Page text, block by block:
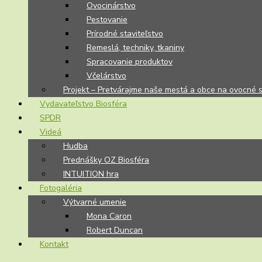
Ovocinárstvo
Pestovanie
Prírodné staviteľstvo
Remeslá, techniky, tkaniny
Spracovanie produktov
Včelárstvo
Projekt – Pretvárajme naše mestá a obce na ovocné
Vydavateľstvo Biosféra
SPDR
Videá
Hudba
Prednášky OZ Biosféra
INTUITION hra
Fotogaléria
Výtvarné umenie
Mona Caron
Robert Duncan
Kontakt